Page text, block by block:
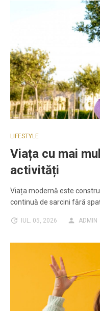
LIFESTYLE
Viața cu mai
activități
Viața modernă este
continuă de sarcini fără
IUL. 05, 2026 ADMIN